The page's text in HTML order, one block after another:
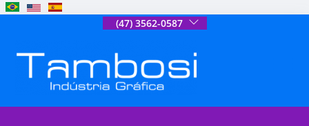
(47) 3562-0587